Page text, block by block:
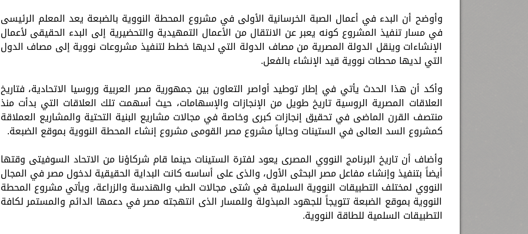
وأوضح أن البدء في أعمال الصبة الخرسانية الأولى في مشروع المحطة النووية بالضبعة يعد المعلم الرئيسى
في مسار تنفيذ المشروع كونه يعبر عن الانتقال من الأعمال التمهيدية والتحضيرية إلى البدء الحقيقى لأعمال
الإنشاءات وينقل الدولة المصرية من مصاف الدولة التي لديها خطط لتنفيذ مشروعات نووية إلى مصاف الدول
التي لديها محطات نووية قيد الإنشاء بالفعل.
وأكد أن هذا الحدث يأتي في إطار توطيد أواصر التعاون بين جمهورية مصر العربية وروسيا الاتحادية، فتاريخ
العلاقات المصرية الروسية تاريخ طويل من الإنجازات والإسهامات، حيث أسهمت تلك العلاقات التي بدأت منذ
منتصف القرن الماضى في تحقيق إنجازات كبرى وخاصة في مجالات مشاريع البنية التحتية والمشاريع العملاقة
كمشروع السد العالى في الستينات وحالياً مشروع مصر القومى مشروع إنشاء المحطة النووية بموقع الضبعة.
وأضاف أن تاريخ البرنامج النووي المصرى يعود لفترة الستينات حينما قام شركاؤنا من الاتحاد السوفيتى وقتها
أيضاً بتنفيذ وإنشاء مفاعل مصر البحثى الأول، والذى على أساسه كانت البداية الحقيقية لدخول مصر في المجال
النووي لمختلف التطبيقات النووية السلمية في شتى مجالات الطب والهندسة والزراعة، ويأتي مشروع المحطة
النووية بموقع الضبعة تتويجاً للجهود المبذولة وللمسار الذى انتهجته مصر في دعمها الدائم والمستمر لكافة
التطبيقات السلمية للطاقة النووية.